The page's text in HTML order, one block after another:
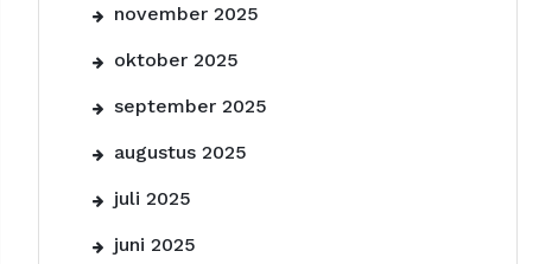
november 2025
oktober 2025
september 2025
augustus 2025
juli 2025
juni 2025